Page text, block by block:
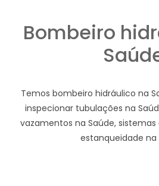
Bombeiro
Temos bombeiro hidráulico na
inspecionar tubulações na
vazamentos na Saúde,
estanqueidade na